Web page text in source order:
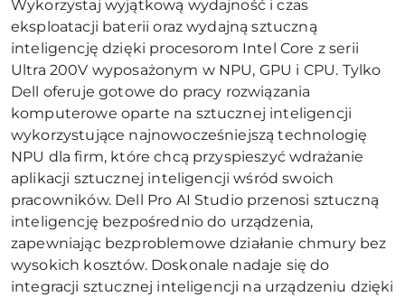
Wykorzystaj wyjątkową wydajność i czas
eksploatacji baterii oraz wydajną sztuczną
inteligencję dzięki procesorom Intel Core z serii
Ultra 200V wyposażonym w NPU, GPU i CPU. Tylko
Dell oferuje gotowe do pracy rozwiązania
komputerowe oparte na sztucznej inteligencji
wykorzystujące najnowocześniejszą technologię
NPU dla firm, które chcą przyspieszyć wdrażanie
aplikacji sztucznej inteligencji wśród swoich
pracowników. Dell Pro AI Studio przenosi sztuczną
inteligencję bezpośrednio do urządzenia,
zapewniając bezproblemowe działanie chmury bez
wysokich kosztów. Doskonale nadaje się do
integracji sztucznej inteligencji na urządzeniu dzięki